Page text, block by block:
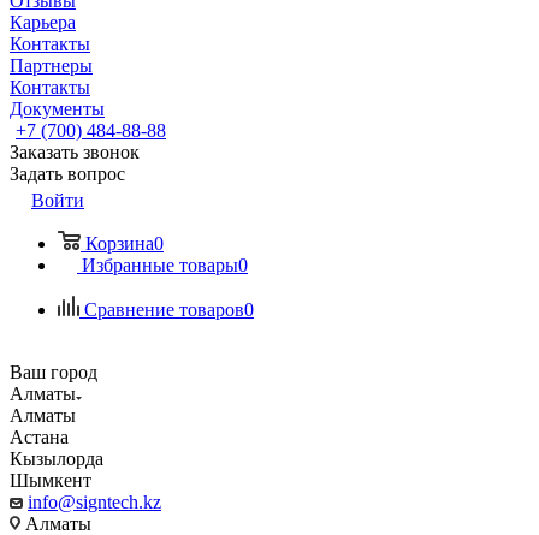
Карьера
Контакты
Партнеры
Контакты
Документы
+7 (700) 484-88-88
Заказать звонок
Задать вопрос
Войти
Корзина0
Избранные товары0
Сравнение товаров0
Ваш город
Алматы
Алматы
Астана
Кызылорда
Шымкент
info@signtech.kz
Алматы